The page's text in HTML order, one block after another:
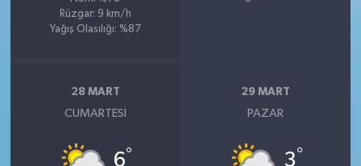
Rüzgar: 9 km/h
Yağış Olasılığı: %87
28 MART
CUMARTESI
6°
29 MART
PAZAR
3°